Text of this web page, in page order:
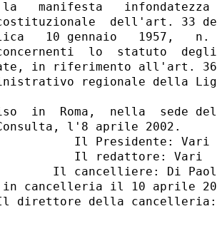
manifesta   infondatezza
dell'art. 33 del
10 gennaio   1957,
lo  statuto
in riferimento all'art. 36
regionale della
in  Roma,  nella  sede
l'8 aprile 2002.
Il Presidente: Vari
Il redattore: Vari
Il cancelliere: Di
cancelleria il 10 aprile
direttore della